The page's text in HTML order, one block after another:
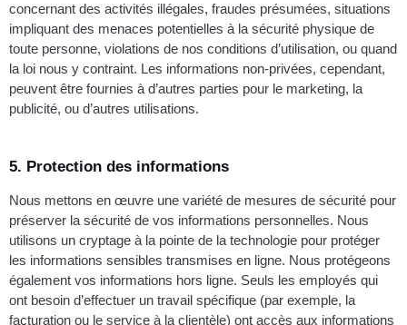
concernant des activités illégales, fraudes présumées, situations
impliquant des menaces potentielles à la sécurité physique de
toute personne, violations de nos conditions d’utilisation, ou quand
la loi nous y contraint. Les informations non-privées, cependant,
peuvent être fournies à d’autres parties pour le marketing, la
publicité, ou d’autres utilisations.
5. Protection des informations
Nous mettons en œuvre une variété de mesures de sécurité pour
préserver la sécurité de vos informations personnelles. Nous
utilisons un cryptage à la pointe de la technologie pour protéger
les informations sensibles transmises en ligne. Nous protégeons
également vos informations hors ligne. Seuls les employés qui
ont besoin d’effectuer un travail spécifique (par exemple, la
facturation ou le service à la clientèle) ont accès aux informations